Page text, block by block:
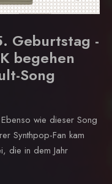
Geburtstag -
begehen
Song
wie dieser Song
Synthpop-Fan kam
die in dem Jahr